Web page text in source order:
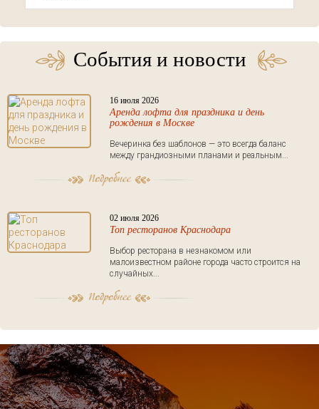
События и новости
16 июля 2026
Аренда лофта для праздника и день
рождения в Москве
Вечеринка без шаблонов — это всегда баланс
между грандиозными планами и реальным...
02 июля 2026
Топ ресторанов Краснодара
Выбор ресторана в незнакомом или
малоизвестном районе города часто строится на
случайных...